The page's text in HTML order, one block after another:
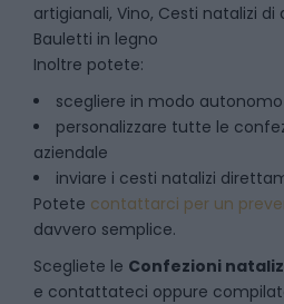
artigianali, Vino, Cesti natalizi
Bauletti in legno
Inoltre potete:
scegliere in modo
personalizzare tutte le
aziendale
inviare i cesti natalizi
Potete contattarci per un
davvero semplice.
Scegliete le Confezioni
e contattateci oppure